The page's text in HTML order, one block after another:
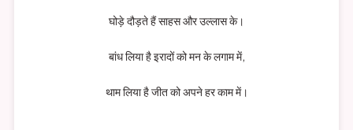
घोड़े दौड़ते हैं साहस और उल्लास के।
बांध लिया है इरादों को मन के लगाम में,
थाम लिया है जीत को अपने हर काम में।